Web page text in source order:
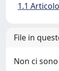
1.1
File in
Non ci